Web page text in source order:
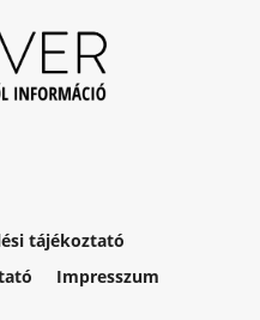
tájékoztató
Impresszum